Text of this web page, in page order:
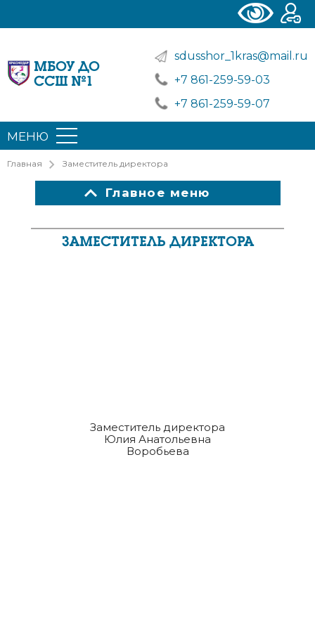
МБОУ ДО
ССШ №1
sdusshor_1kras@mail.ru
+7 861-259-59-03
+7 861-259-59-07
МЕНЮ
Главная Заместитель директора
ЗАМЕСТИТЕЛЬ ДИРЕКТОРА
Заместитель директора
Юлия Анатольевна
Воробьева
Главное меню